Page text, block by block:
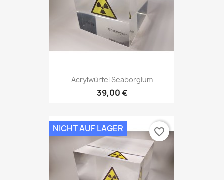
Acrylwürfel Seaborgium
39,00 €
NICHT AUF LAGER favorite_border